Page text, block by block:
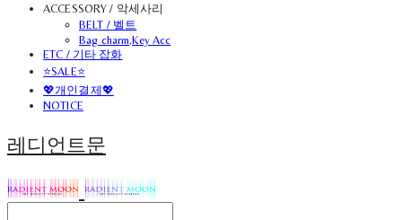
ACCESSORY / 악세사리
BELT / 벨트
Bag charm,Key Acc
ETC / 기타 잡화
⭐SALE⭐
💖개인결제💖
NOTICE
레디언트문